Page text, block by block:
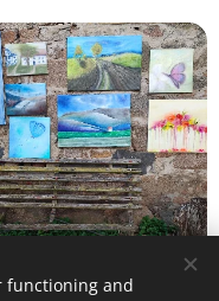
functioning and